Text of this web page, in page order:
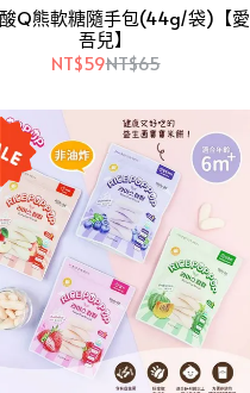
Q熊軟糖隨手包(44g/袋)【愛
吾兒】
NT$59NT$65